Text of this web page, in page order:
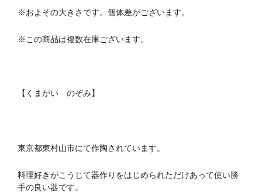
※およその大きさです。個体差がございます。
※この商品は複数在庫ございます。
【くまがい のぞみ】
東京都東村山市にて作陶されています。
料理好きがこうじて器作りをはじめられただけあって使い勝
手の良い器です。